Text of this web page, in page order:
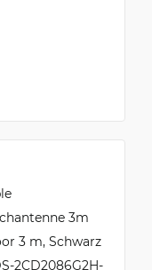
3m
3 m, Schwarz
2CD2086G2H-